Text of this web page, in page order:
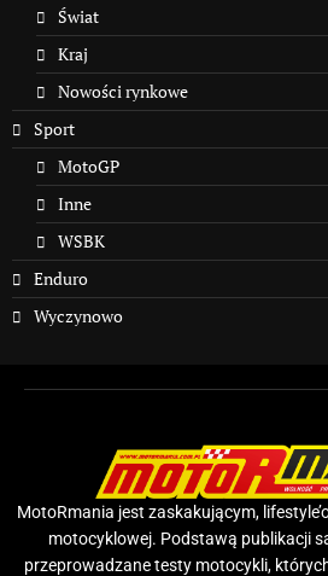
Świat
Kraj
Nowości rynkowe
Sport
MotoGP
Inne
WSBK
Enduro
Wyczynowo
MotoRmania jest zaskakującym,
motocyklowej. Podstawą publikacji
przeprowadzane testy motocykli,